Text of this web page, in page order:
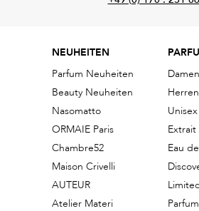
NEUHEITEN
Parfum Neuheiten
Beauty Neuheiten
Nasomatto
ORMAIE Paris
Chambre52
Maison Crivelli
AUTEUR
Atelier Materi
Damen
Herren
Unisex
Eau